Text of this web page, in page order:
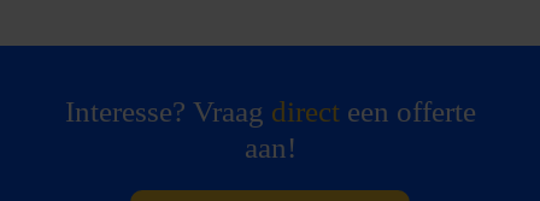
Interesse? Vraag directeen offerte
aan!